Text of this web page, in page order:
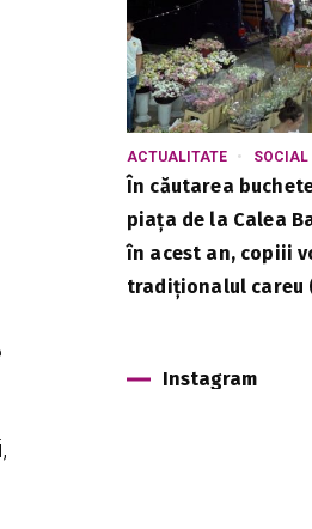
ACTUALITATE SOCIAL
În căutarea
piața de la Calea
în acest an, copiii
tradiționalul careu
Instagram